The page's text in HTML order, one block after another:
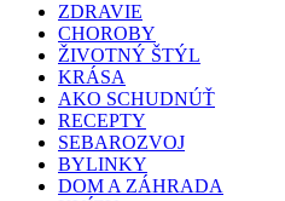
ZDRAVIE
CHOROBY
ŽIVOTNÝ ŠTÝL
KRÁSA
AKO SCHUDNÚŤ
RECEPTY
SEBAROZVOJ
BYLINKY
DOM A ZÁHRADA